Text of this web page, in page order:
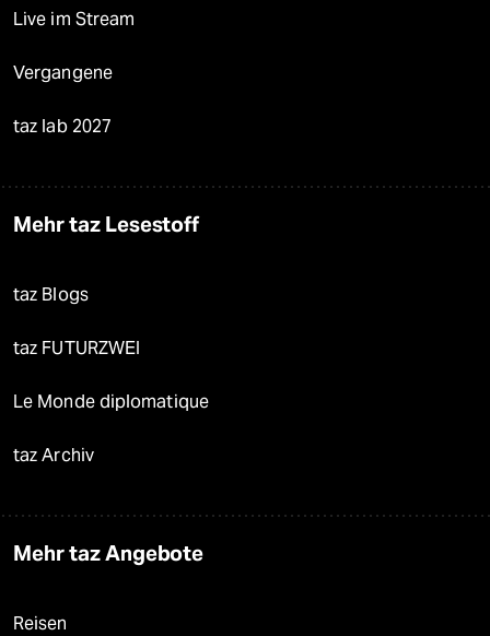
Live im Stream
Vergangene
taz lab 2027
Mehr taz Lesestoff
taz Blogs
taz FUTURZWEI
Le Monde diplomatique
taz Archiv
Mehr taz Angebote
Reisen